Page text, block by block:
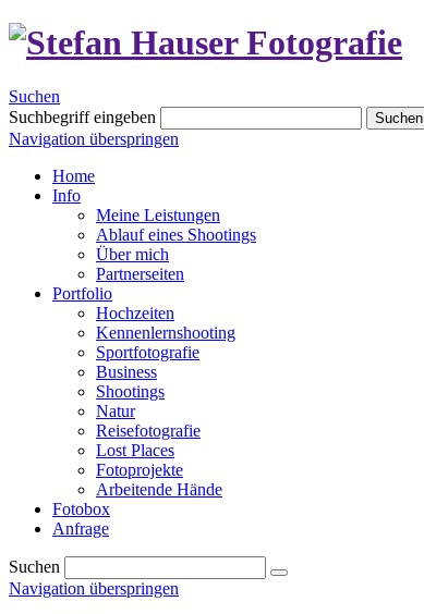
Suchen
Suchbegriff eingeben
Suchen
Navigation überspringen
Home
Info
Meine Leistungen
Ablauf eines Shootings
Über mich
Partnerseiten
Portfolio
Hochzeiten
Kennenlernshooting
Sportfotografie
Business
Shootings
Natur
Reisefotografie
Lost Places
Fotoprojekte
Arbeitende Hände
Fotobox
Anfrage
Suchen
Navigation überspringen